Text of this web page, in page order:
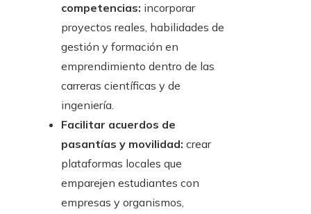
competencias: incorporar
proyectos reales, habilidades de
gestión y formación en
emprendimiento dentro de las
carreras científicas y de
ingeniería.
Facilitar acuerdos de
pasantías y movilidad: crear
plataformas locales que
emparejen estudiantes con
empresas y organismos,